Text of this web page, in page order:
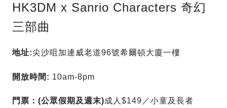
HK3DM x Sanrio Characters 奇幻
三部曲
地址:尖沙咀加連威老道96號希爾頓大廈一樓
開放時間: 10am-8pm
門票：(公眾假期及週末)成人$149／小童及長者